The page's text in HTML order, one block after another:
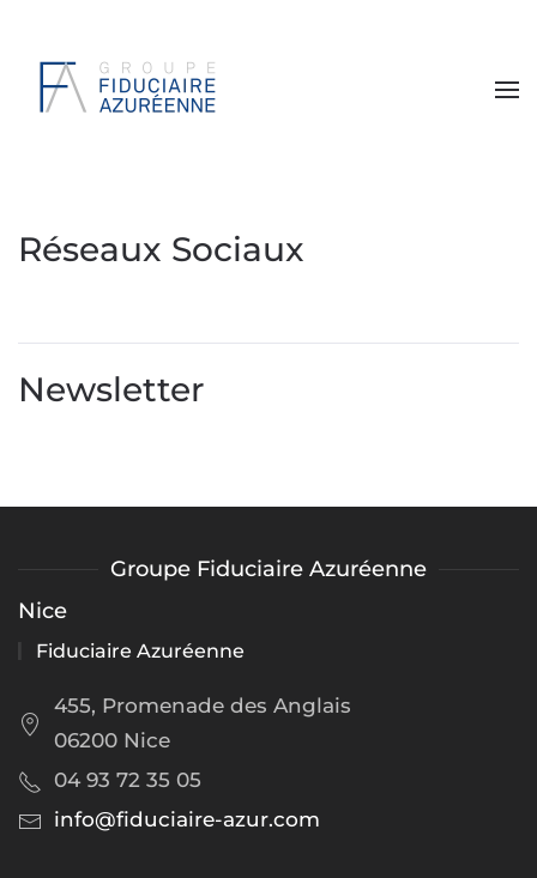
Réseaux Sociaux
Newsletter
Groupe Fiduciaire Azuréenne
Nice
Fiduciaire Azuréenne
455, Promenade des Anglais
06200 Nice
04 93 72 35 05
info@fiduciaire-azur.com